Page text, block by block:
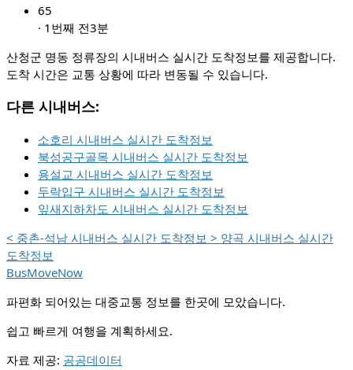
65
· 1번째 전3분
산청군 명동 정류장의 시내버스 실시간 도착정보를 제공합니다.
도착 시간은 교통 상황에 따라 변동될 수 있습니다.
다른 시내버스:
소호리 시내버스 실시간 도착정보
북성공구골목 시내버스 실시간 도착정보
용설교 시내버스 실시간 도착정보
두락입구 시내버스 실시간 도착정보
잎새지하차도 시내버스 실시간 도착정보
< 중촌-석남 시내버스 실시간 도착정보 > 양곡 시내버스 실시간
도착정보
BusMoveNow
파편화 되어있는 대중교통 정보를 한곳에 모았습니다.
쉽고 빠르게 여행을 계획하세요.
자료 제공: 공공데이터